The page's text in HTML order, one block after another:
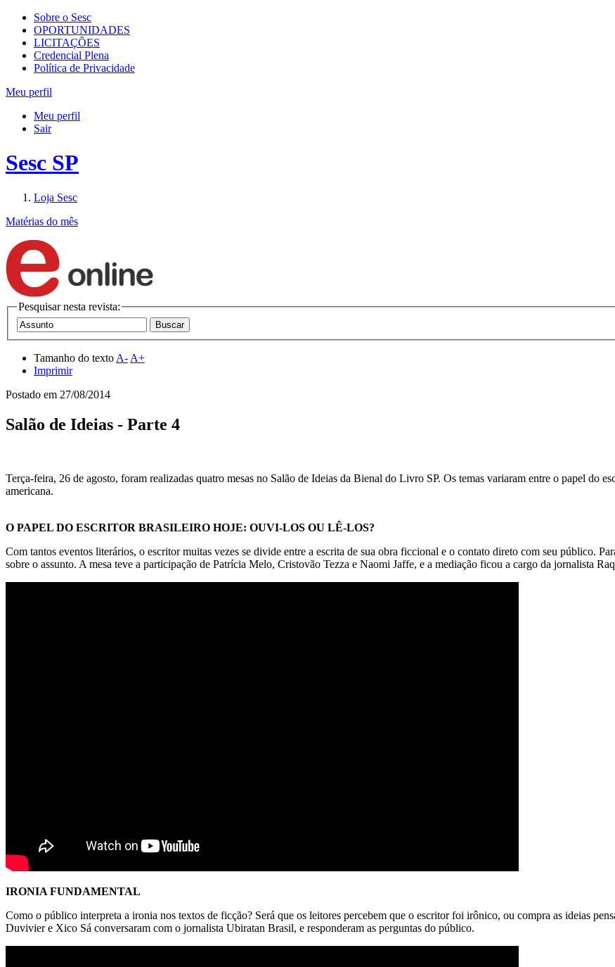
Sobre o Sesc
OPORTUNIDADES
LICITAÇÕES
Credencial Plena
Política de Privacidade
Meu perfil
Meu perfil
Sair
Sesc SP
Loja Sesc
Matérias do mês
Pesquisar nesta revista:
Tamanho do texto A- A+
Imprimir
Postado em 27/08/2014
Salão de Ideias - Parte 4
Terça-feira, 26 de agosto, foram realizadas quatro mesas no Salão de Ideias da Bienal do Livro SP. Os temas variaram entre o papel do
americana.
O PAPEL DO ESCRITOR BRASILEIRO HOJE: OUVI-LOS OU LÊ-LOS?
Com tantos eventos literários, o escritor muitas vezes se divide entre a escrita de sua obra ficcional e o contato direto com seu público.
sobre o assunto. A mesa teve a participação de Patrícia Melo, Cristovão Tezza e Naomi Jaffe, e a mediação ficou a cargo da jornalista
IRONIA FUNDAMENTAL
Como o público interpreta a ironia nos textos de ficção? Será que os leitores percebem que o escritor foi irônico, ou compra as ideias
Duvivier e Xico Sá conversaram com o jornalista Ubiratan Brasil, e responderam as perguntas do público.